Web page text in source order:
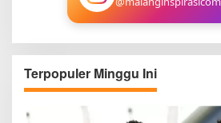
Terpopuler Minggu Ini